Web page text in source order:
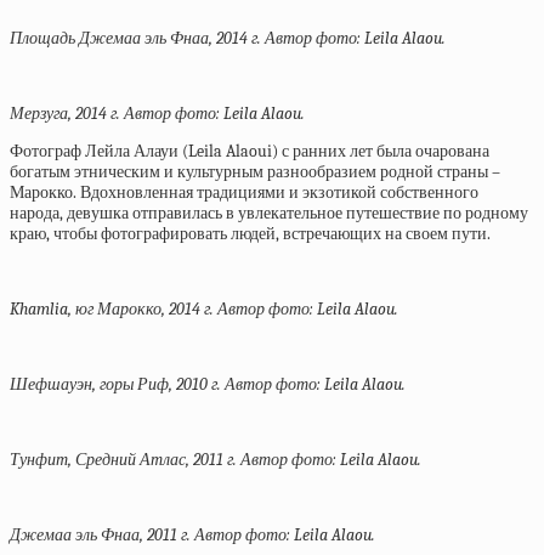
Площадь Джемаа эль Фнаа, 2014 г. Автор фото: Leila Alaou.
Мерзуга, 2014 г. Автор фото: Leila Alaou.
Фотограф Лейла Алауи (Leila Alaoui) с ранних лет была очарована
богатым этническим и культурным разнообразием родной страны –
Марокко. Вдохновленная традициями и экзотикой собственного
народа, девушка отправилась в увлекательное путешествие по родному
краю, чтобы фотографировать людей, встречающих на своем пути.
Khamlia, юг Марокко, 2014 г. Автор фото: Leila Alaou.
Шефшауэн, горы Риф, 2010 г. Автор фото: Leila Alaou.
Тунфит, Средний Атлас, 2011 г. Автор фото: Leila Alaou.
Джемаа эль Фнаа, 2011 г. Автор фото: Leila Alaou.